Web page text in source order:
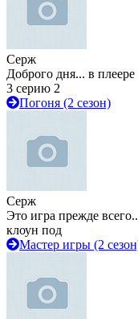
Серж
Доброго дня... в
3 серию 2
Погоня (2 сезон)
Серж
Это игра прежде
клоун под
Мастер игры (2